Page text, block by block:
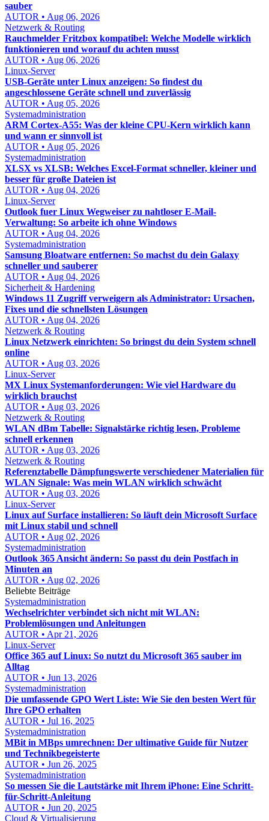
sauber
AUTOR • Aug 06, 2026
Netzwerk & Routing
Rauchmelder Fritzbox kompatibel: Welche Modelle wirklich
funktionieren und worauf du achten musst
AUTOR • Aug 06, 2026
Linux-Server
USB-Geräte unter Linux anzeigen: So findest du
angeschlossene Geräte schnell und zuverlässig
AUTOR • Aug 05, 2026
Systemadministration
ARM Cortex-A55: Was der kleine CPU-Kern wirklich kann
und wann er sinnvoll ist
AUTOR • Aug 05, 2026
Systemadministration
XLSX vs XLSB: Welches Excel-Format schneller, kleiner und
besser für große Dateien ist
AUTOR • Aug 04, 2026
Linux-Server
Outlook fuer Linux Wegweiser zu nahtloser E-Mail-
Verwaltung: So arbeite ich ohne Windows
AUTOR • Aug 04, 2026
Systemadministration
Samsung Bloatware entfernen: So machst du dein Galaxy
schneller und sauberer
AUTOR • Aug 04, 2026
Sicherheit & Hardening
Windows 11 Zugriff verweigern als Administrator: Ursachen,
Fixes und die schnellsten Lösungen
AUTOR • Aug 04, 2026
Netzwerk & Routing
Linux Netzwerk einrichten: So bringst du dein System schnell
online
AUTOR • Aug 03, 2026
Linux-Server
MX Linux Systemanforderungen: Wie viel Hardware du
wirklich brauchst
AUTOR • Aug 03, 2026
Netzwerk & Routing
WLAN dBm Tabelle: Signalstärke richtig lesen, Probleme
schnell erkennen
AUTOR • Aug 03, 2026
Netzwerk & Routing
Referenztabelle Dämpfungswerte verschiedener Materialien für
WLAN Signale: Was mein WLAN wirklich schwächt
AUTOR • Aug 03, 2026
Linux-Server
Linux auf Surface installieren: So läuft dein Microsoft Surface
mit Linux stabil und schnell
AUTOR • Aug 02, 2026
Systemadministration
Outlook 365 Ansicht ändern: So passt du dein Postfach in
Minuten an
AUTOR • Aug 02, 2026
Beliebte Beiträge
Systemadministration
Wechselrichter verbindet sich nicht mit WLAN:
Problemlösungen und Anleitungen
AUTOR • Apr 21, 2026
Linux-Server
Office 365 auf Linux: So nutzt du Microsoft 365 sauber im
Alltag
AUTOR • Jun 13, 2026
Systemadministration
Die umfassende GPO Wert Liste: Wie Sie den besten Wert für
Ihre GPO erhalten
AUTOR • Jul 16, 2025
Systemadministration
MBit in MBps umrechnen: Der ultimative Guide für Nutzer
und Technikbegeisterte
AUTOR • Jun 26, 2025
Systemadministration
So messen Sie die Lautstärke mit Ihrem iPhone: Eine Schritt-
für-Schritt-Anleitung
AUTOR • Jun 20, 2025
Cloud & Virtualisierung